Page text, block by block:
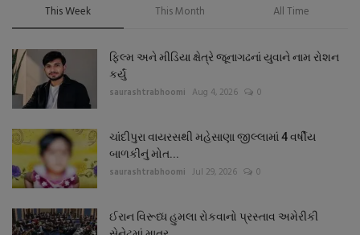
This Week This Month All Time
ફિલ્મ અને મીડિયા ક્ષેત્રે જૂનાગઢનાં યુવાને નામ રોશન
કર્યું
saurashtrabhoomi Aug 4, 2026 0
ચાંદીપુરા વાયરસથી મહેસાણા જીલ્લામાં 4 વર્ષીય
બાળકીનું મોત...
saurashtrabhoomi Jul 29, 2026 0
ઈરાન વિરૂધ્ધ હુમલા રોકવાનો પ્રસ્તાવ અમેરીકી